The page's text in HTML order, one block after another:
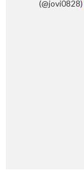
(@jovi0828)